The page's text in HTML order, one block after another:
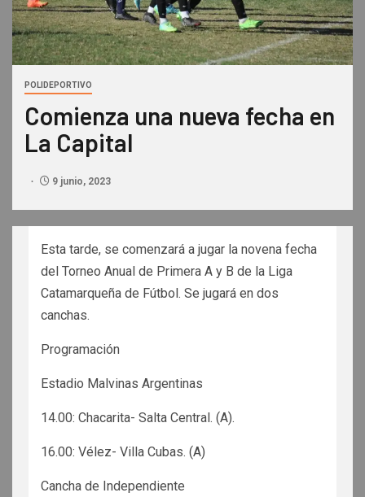
POLIDEPORTIVO
Comienza una nueva fecha en
La Capital
9 junio, 2023
Esta tarde, se comenzará a jugar la novena fecha
del Torneo Anual de Primera A y B de la Liga
Catamarqueña de Fútbol. Se jugará en dos
canchas.
Programación
Estadio Malvinas Argentinas
14.00: Chacarita- Salta Central. (A).
16.00: Vélez- Villa Cubas. (A)
Cancha de Independiente